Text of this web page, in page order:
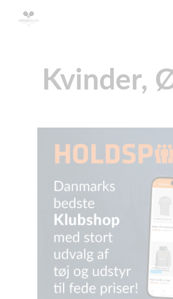
Kvinder,